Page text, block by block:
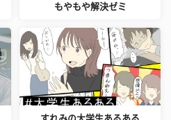
もやもや解決ゼミ